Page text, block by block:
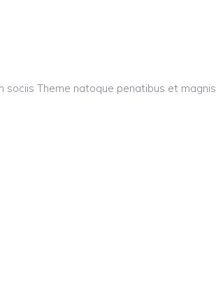
sociis Theme natoque penatibus et magnis